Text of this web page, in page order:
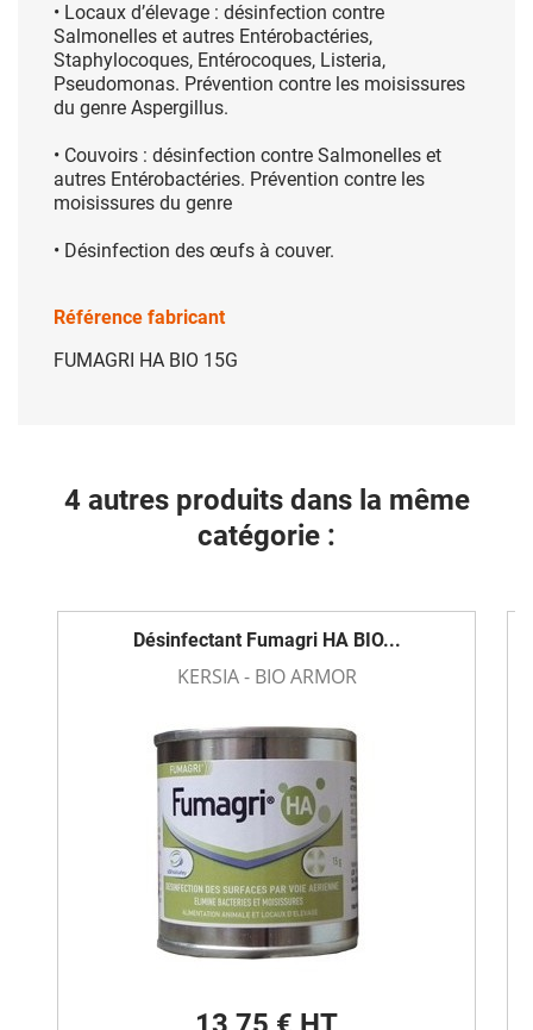
• Locaux d’élevage : désinfection contre
Salmonelles et autres Entérobactéries,
Staphylocoques, Entérocoques, Listeria,
Pseudomonas. Prévention contre les moisissures
du genre Aspergillus.
• Couvoirs : désinfection contre Salmonelles et
autres Entérobactéries. Prévention contre les
moisissures du genre
• Désinfection des œufs à couver.
Référence fabricant
FUMAGRI HA BIO 15G
4 autres produits dans la même
catégorie :
Désinfectant Fumagri HA BIO...
KERSIA - BIO ARMOR